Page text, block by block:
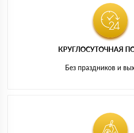
КРУГЛОСУТОЧНАЯ
Без праздников и